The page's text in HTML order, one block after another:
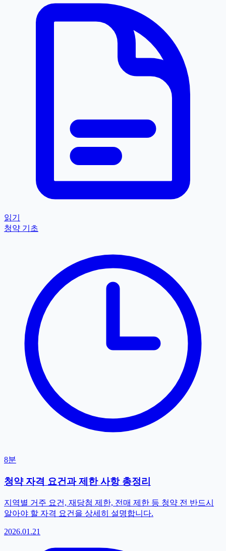
읽기
청약 기초
8분
청약 자격 요건과 제한 사항 총정리
지역별 거주 요건, 재당첨 제한, 전매 제한 등 청약 전 반드시
알아야 할 자격 요건을 상세히 설명합니다.
2026.01.21